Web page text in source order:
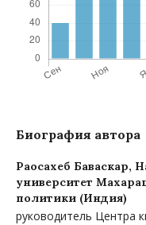
Биография автора
Раосахеб Баваскар,
университет
политики (Индия)
руководитель Центра